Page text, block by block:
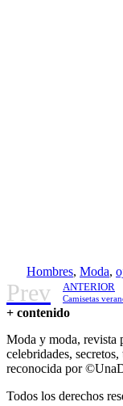
Hombres, Moda,
Prev ANTERIOR
+ contenido
Moda y moda, revista
celebridades,
reconocida por
Todos los derechos